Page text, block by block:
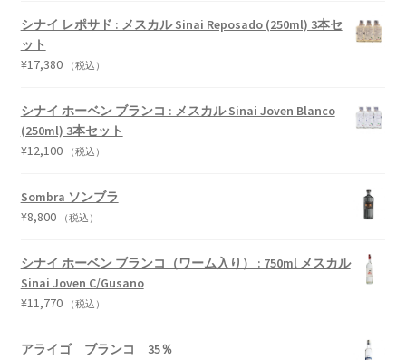
シナイ レポサド : メスカル Sinai Reposado (250ml) 3本セ
ット
¥17,380 （税込）
シナイ ホーベン ブランコ : メスカル Sinai Joven Blanco
(250ml) 3本セット
¥12,100 （税込）
Sombra ソンブラ
¥8,800 （税込）
シナイ ホーベン ブランコ（ワーム入り） : 750ml メスカル
Sinai Joven C/Gusano
¥11,770 （税込）
アライゴ ブランコ 35％